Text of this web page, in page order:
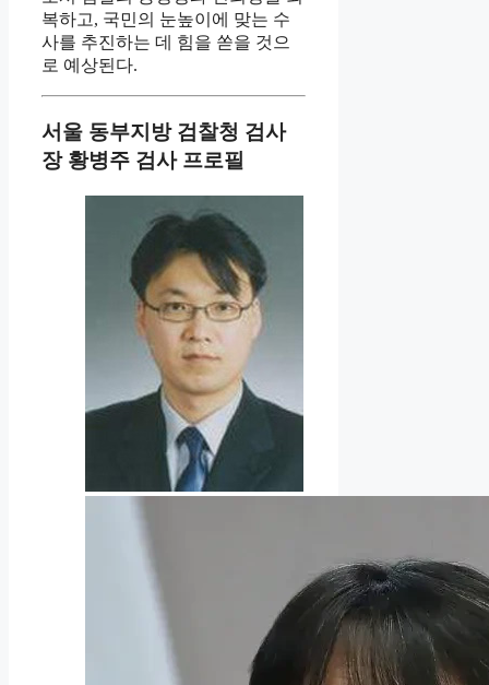
복하고, 국민의 눈높이에 맞는 수
사를 추진하는 데 힘을 쏟을 것으
로 예상된다.
서울 동부지방 검찰청 검사
장 황병주 검사 프로필